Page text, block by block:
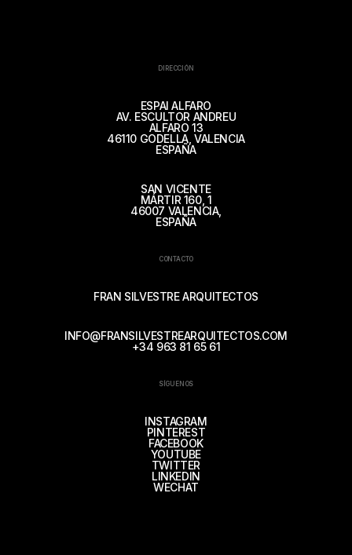
DIRECCIÓN
ESPAI ALFARO
AV. ESCULTOR ANDREU
ALFARO 13
46110 GODELLA, VALENCIA
ESPAÑA
SAN VICENTE
MÁRTIR 160, 1
46007 VALENCIA,
ESPAÑA
CONTACTO
FRAN SILVESTRE ARQUITECTOS
INFO@FRANSILVESTREARQUITECTOS.COM
+34 963 81 65 61
SÍGUENOS
INSTAGRAM
PINTEREST
FACEBOOK
YOUTUBE
TWITTER
LINKEDIN
WECHAT